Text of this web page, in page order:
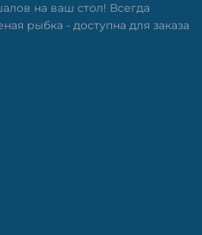
на ваш стол! Всегда
рыбка - доступна для заказа